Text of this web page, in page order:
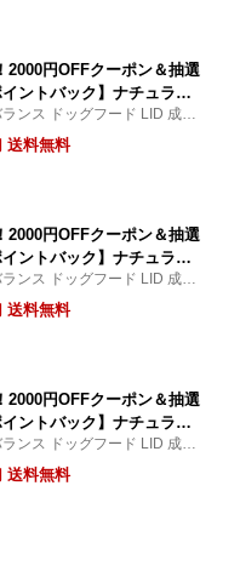
2000円OFFクーポン＆抽選
ントバック】ナチュラル
グフード LID 成犬用 ラム
健康維持
ンス ドッグフード LID 成犬
送料無料！
送料無料
2000円OFFクーポン＆抽選
ントバック】ナチュラル
グフード LID 成犬用 ラム
健康維持
ンス ドッグフード LID 成犬
送料無料！
送料無料
2000円OFFクーポン＆抽選
ントバック】ナチュラル
グフード LID 成犬用 ラム
康維持
ンス ドッグフード LID 成犬
送料無料！
送料無料